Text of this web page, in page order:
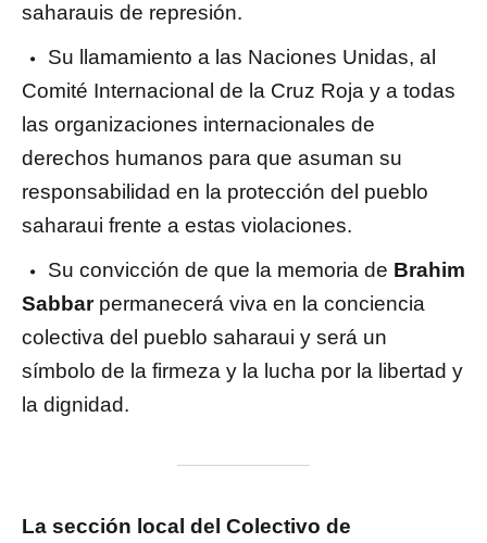
saharauis de represión.
Su llamamiento a las Naciones Unidas, al
Comité Internacional de la Cruz Roja y a todas
las organizaciones internacionales de
derechos humanos para que asuman su
responsabilidad en la protección del pueblo
saharaui frente a estas violaciones.
Su convicción de que la memoria de Brahim
Sabbarpermanecerá viva en la conciencia
colectiva del pueblo saharaui y será un
símbolo de la firmeza y la lucha por la libertad y
la dignidad.
La sección local del Colectivo de